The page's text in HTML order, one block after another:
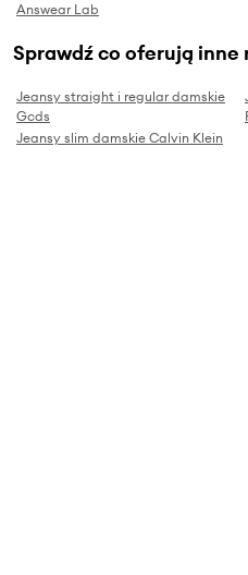
Answear Lab
Sprawdź co oferują inne
Jeansy straight i regular damskie
Gcds
Jeansy slim damskie Calvin Klein